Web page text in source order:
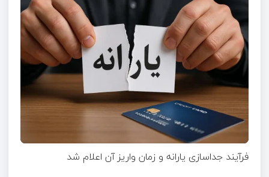
فرآیند جداسازی یارانه و زمان واریز آن اعلام شد